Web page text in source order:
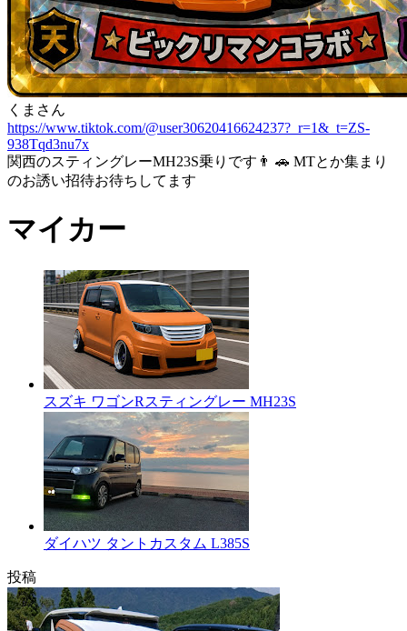
くまさん
https://www.tiktok.com/@user30620416624237?_r=1&_t=ZS-
938Tqd3nu7x
関西のスティングレーMH23S乗りです👨 🚗 MTとか集まり
のお誘い招待お待ちしてます
マイカー
スズキ ワゴンRスティングレー MH23S
ダイハツ タントカスタム L385S
投稿